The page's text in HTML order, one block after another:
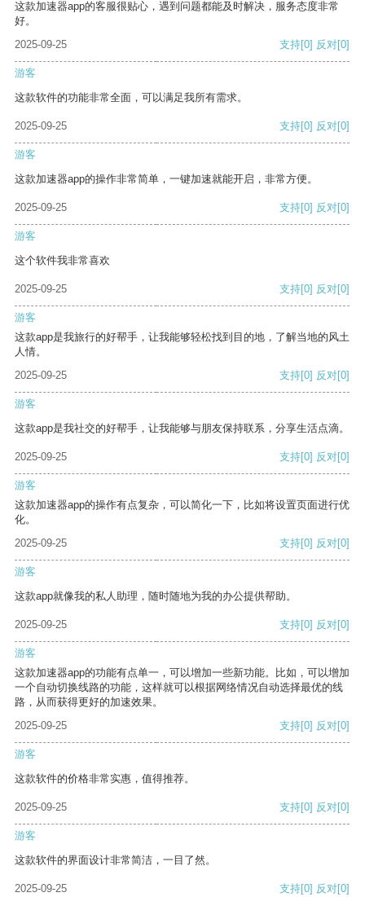
这款加速器app的客服很贴心，遇到问题都能及时解决，服务态度非常
好。
2025-09-25
支持[0] 反对[0]
游客
这款软件的功能非常全面，可以满足我所有需求。
2025-09-25 支持[0] 反对[0]
游客
这款加速器app的操作非常简单，一键加速就能开启，非常方便。
2025-09-25 支持[0] 反对[0]
游客
这个软件我非常喜欢
2025-09-25 支持[0] 反对[0]
游客
这款app是我旅行的好帮手，让我能够轻松找到目的地，了解当地的风土
人情。
2025-09-25
支持[0] 反对[0]
游客
这款app是我社交的好帮手，让我能够与朋友保持联系，分享生活点滴。
2025-09-25 支持[0] 反对[0]
游客
这款加速器app的操作有点复杂，可以简化一下，比如将设置页面进行优
化。
2025-09-25
支持[0] 反对[0]
游客
这款app就像我的私人助理，随时随地为我的办公提供帮助。
2025-09-25 支持[0] 反对[0]
游客
这款加速器app的功能有点单一，可以增加一些新功能。比如，可以增加
一个自动切换线路的功能，这样就可以根据网络情况自动选择最优的线
路，从而获得更好的加速效果。
2025-09-25
支持[0] 反对[0]
游客
这款软件的价格非常实惠，值得推荐。
2025-09-25 支持[0] 反对[0]
游客
这款软件的界面设计非常简洁，一目了然。
2025-09-25 支持[0] 反对[0]